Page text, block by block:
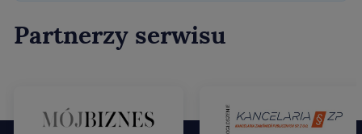
Partnerzy serwisu